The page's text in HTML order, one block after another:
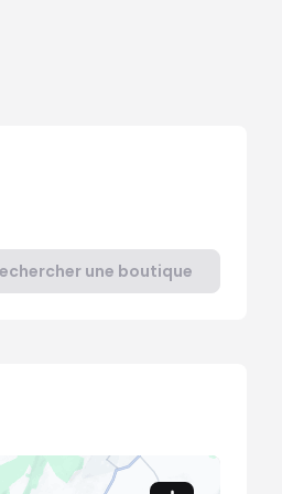
positionune boutique